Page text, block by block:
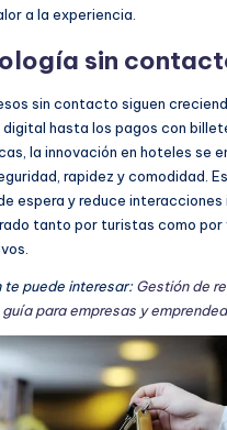
a la experiencia.
sin
sin contacto siguen
hasta los pagos con
la innovación en hoteles se
rapidez y comodidad.
espera y reduce interacciones
tanto por turistas como por
te puede interesar:Gestión de
guía para empresas y